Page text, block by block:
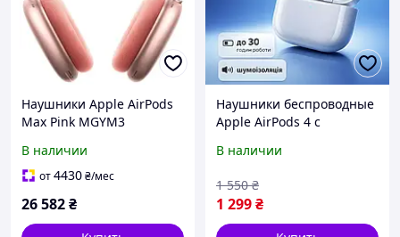
Наушники Apple AirPods
Max Pink MGYM3
полноразмерные
наушники с активным
В наличии
от4430₴/мес
26 582₴
Наушники беспроводные
Apple AirPods 4 с
микрофоном в кейсе
В наличии
1 299₴
1 550 ₴